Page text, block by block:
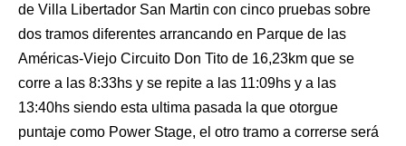
de Villa Libertador San Martin con cinco pruebas sobre
dos tramos diferentes arrancando en Parque de las
Américas-Viejo Circuito Don Tito de 16,23km que se
corre a las 8:33hs y se repite a las 11:09hs y a las
13:40hs siendo esta ultima pasada la que otorgue
puntaje como Power Stage, el otro tramo a correrse será